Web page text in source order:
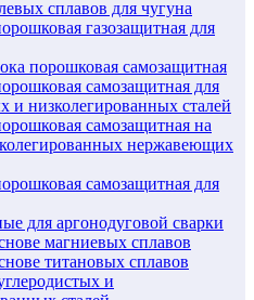
сплавов для чугуна
газозащитная для
порошковая самозащитная
самозащитная для
и низколегированных сталей
самозащитная на
нержавеющих
самозащитная для
для аргонодуговой сварки
магниевых сплавов
титановых сплавов
и